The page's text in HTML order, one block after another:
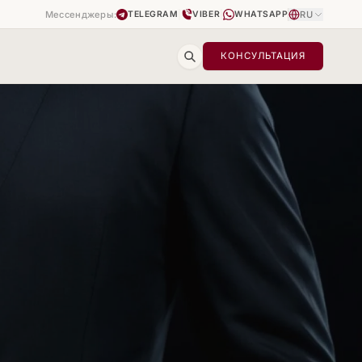
Мессенджеры: TELEGRAM VIBER | WHATSAPP RU
КОНСУЛЬТАЦИЯ